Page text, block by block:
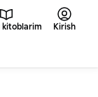
kitoblarim Kirish